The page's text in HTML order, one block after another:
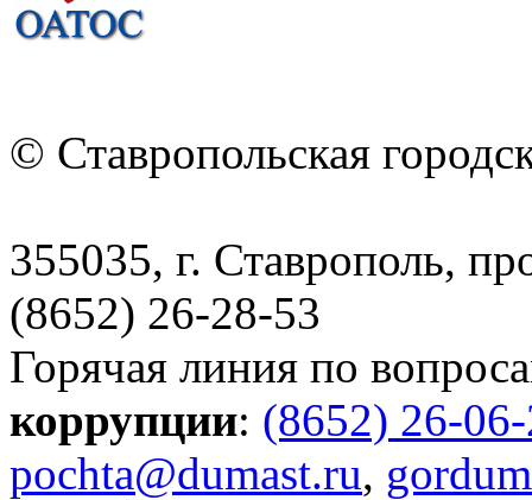
© Ставропольская
355035, г. Ставрополь,
(8652) 26-28-53
Горячая линия по
коррупции: (8652) 26-
pochta@dumast.ru,